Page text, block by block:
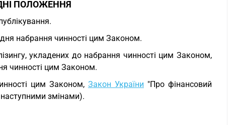
ПОЛОЖЕННЯ
набрання чинності цим Законом.
укладених до набрання чинності цим Законом,
чинності цим Законом.
цим Законом, Закон України "Про фінансовий
наступними змінами).